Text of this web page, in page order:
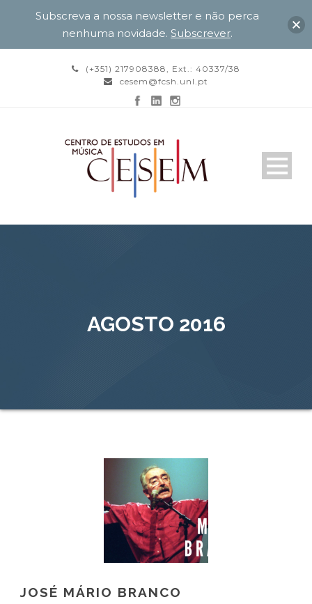
(+351) 217908388, Ext.: 40337/38
cesem@fcsh.unl.pt
AGOSTO 2016
JOSÉ MÁRIO BRANCO
Subscreva a nossa newsletter e não perca
nenhuma novidade. Subscrever.